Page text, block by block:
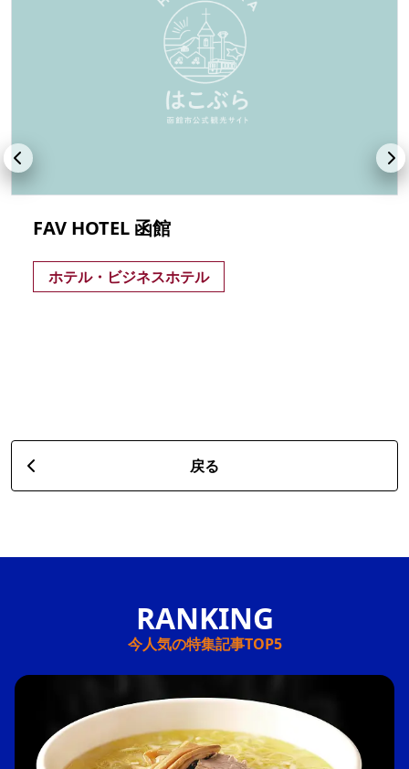
FAV HOTEL 函館
ホテル・ビジネスホテル
戻る
今人気の特集記事TOP5